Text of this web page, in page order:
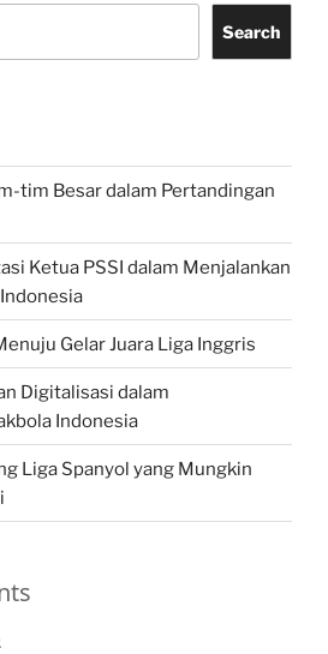
Search
tim Besar dalam Pertandingan
Ketua PSSI dalam Menjalankan
Gelar Juara Liga Inggris
Digitalisasi dalam
Indonesia
Liga Spanyol yang Mungkin